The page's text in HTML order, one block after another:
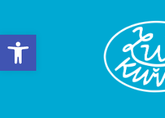
Open toolbar